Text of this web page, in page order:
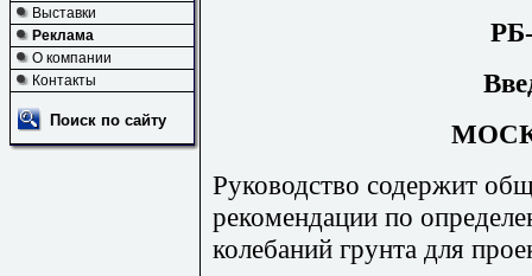
Выставки
Реклама
О компании
Контакты
Поиск по сайту
РБ
Руководство содержит
рекомендации по
колебаний грунта для